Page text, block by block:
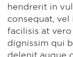
hendrerit in
consequat,
facilisis at
dignissim qui
delenit augue